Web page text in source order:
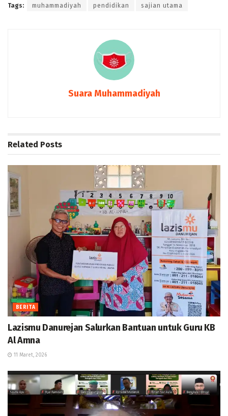
Tags: muhammadiyah pendidikan sajian utama
Suara Muhammadiyah
Related Posts
BERITA
Lazismu Danurejan Salurkan Bantuan untuk Guru KB
Al Amna
11 Maret, 2026